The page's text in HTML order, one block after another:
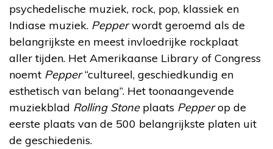
psychedelische muziek, rock, pop, klassiek en
Indiase muziek. Pepperwordt geroemd als de
belangrijkste en meest invloedrijke rockplaat
aller tijden. Het Amerikaanse Library of Congress
noemt Pepper“cultureel, geschiedkundig en
esthetisch van belang”. Het toonaangevende
muziekblad Rolling Stoneplaats Pepperop de
eerste plaats van de 500 belangrijkste platen uit
de geschiedenis.